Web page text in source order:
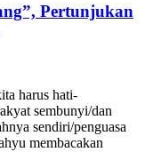
Pertunjukan
harus hati-
sembunyi/dan
sendiri/penguasa
membacakan